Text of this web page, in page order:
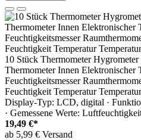
10 Stück Thermometer
Thermometer Innen Elektronischer
Feuchtigkeitsmesser
Feuchtigkeit Temperatur
Display-Typ: LCD, digital ·
· Gemessene Werte:
19,49 €*
ab 5,99 € Versand